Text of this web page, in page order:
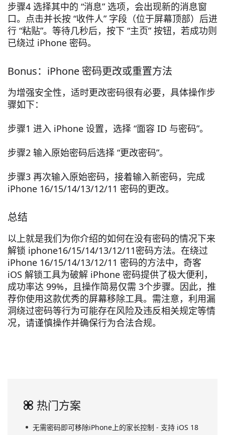
步骤4 选择其中的 “消息” 选项，会出现新的消息窗
口。点击并长按 “收件人” 字段（位于屏幕顶部）后进
行 “粘贴”。等待几秒后，按下 “主页” 按钮，若成功则
已绕过 iPhone 密码。
Bonus：iPhone 密码更改或重置方法
为增强安全性，适时更改密码很有必要，具体操作步
骤如下：
步骤1 进入 iPhone 设置，选择 “面容 ID 与密码”。
步骤2 输入原始密码后选择 “更改密码”。
步骤3 再次输入原始密码，接着输入新密码，完成
iPhone 16/15/14/13/12/11 密码的更改。
总结
以上就是我们为你介绍的如何在没有密码的情况下来
解锁 iphone16/15/14/13/12/11密码方法。在绕过
iPhone 16/15/14/13/12/11 密码的方法中，奇客
iOS 解锁工具为破解 iPhone 密码提供了极大便利，
成功率达 99%，且操作简易仅需 3个步骤。因此，推
荐你使用这款优秀的屏幕移除工具。需注意，利用漏
洞绕过密码等行为可能存在风险及违反相关规定等情
况，请谨慎操作并确保行为合法合规。
热门方案
无需密码即可移除iPhone上的家长控制 - 支持 iOS 18